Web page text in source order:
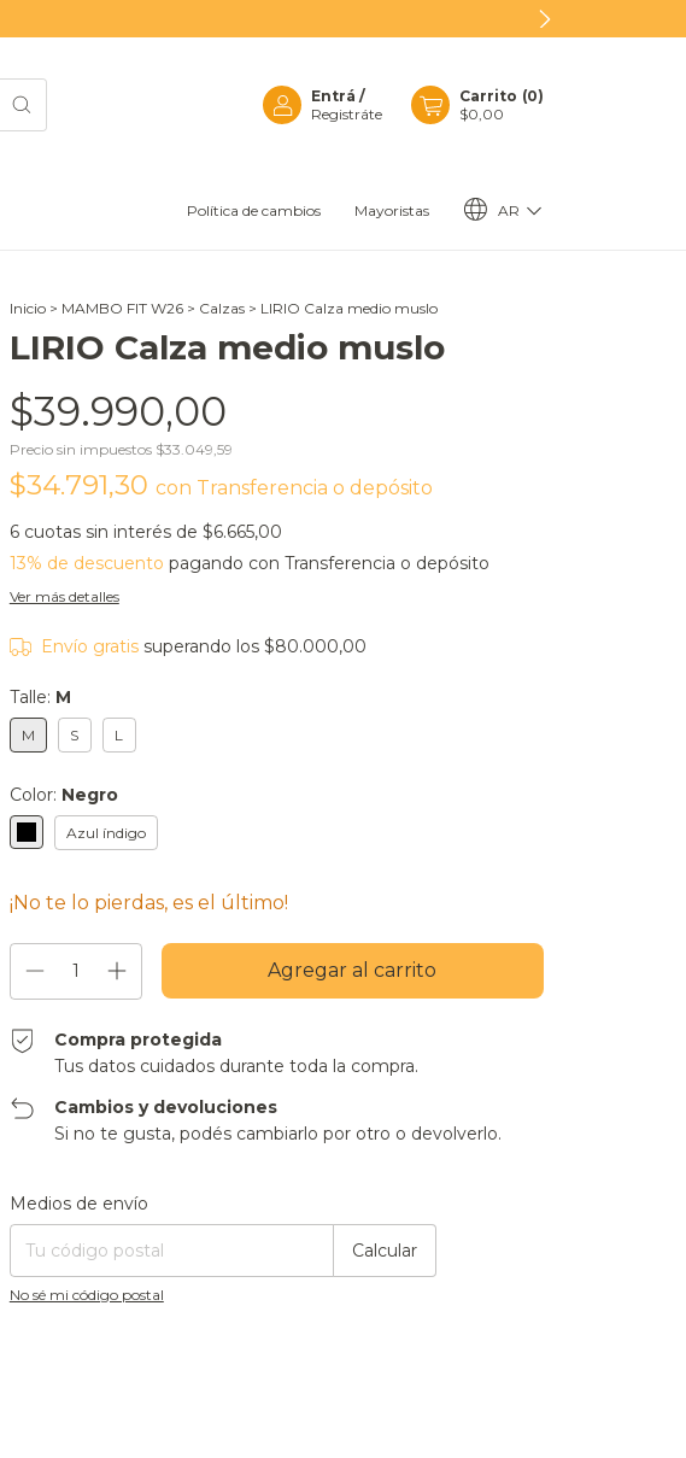
Entrá /
Registráte
Carrito (0)
$0,00
Política de cambios Mayoristas AR
Inicio > MAMBO FIT W26 > Calzas > LIRIO Calza medio muslo
LIRIO Calza medio muslo
$39.990,00
Precio sin impuestos $33.049,59
$34.791,30 con Transferencia o depósito
6 cuotas sin interés de $6.665,00
13% de descuento pagando con Transferencia o depósito
Ver más detalles
Envío gratis superando los$80.000,00
Talle: M
M S L
Color: Negro
Azul índigo
¡No te lo pierdas, es el último!
Compra protegida
Tus datos cuidados durante toda la compra.
Cambios y devoluciones
Si no te gusta, podés cambiarlo por otro o devolverlo.
Entregas para el CP:
Medios de envío
Calcular
No sé mi código postal